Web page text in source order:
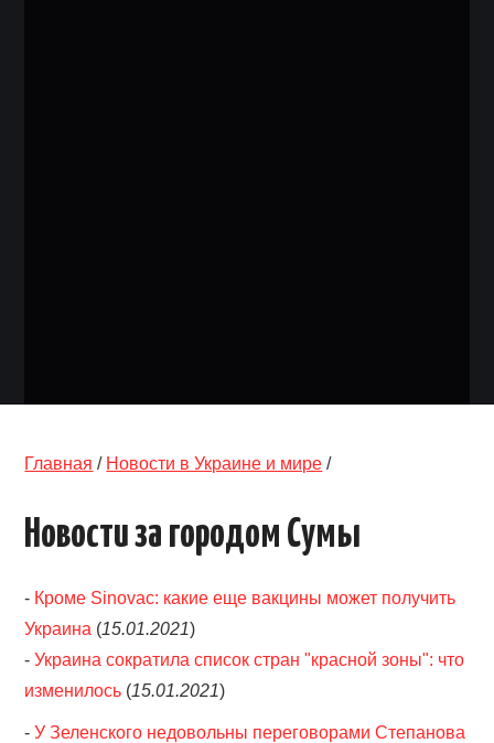
Главная / Новости в Украине и мире /
Новости за городом Сумы
- Кроме Sinovac: какие еще вакцины может получить
Украина (15.01.2021)
-Украина сократила список стран "красной зоны": что
изменилось (15.01.2021)
-У Зеленского недовольны переговорами Степанова